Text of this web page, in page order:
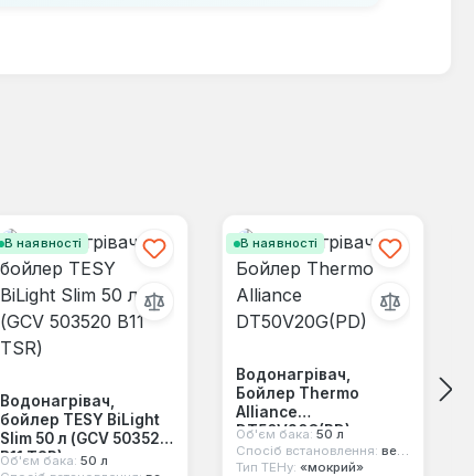
В наявності
Водонагрівач,
бойлер TESY BiLight
Slim 50 л (GCV 503520
B11 TSR)
Об'єм бака: 50 л
В наявності
Водонагрівач,
Бойлер Thermo
Alliance
DT50V20G(PD)
Об'єм бака: 50 л
Спосіб встановлення: вертикальний
Тип ТЕНу: «мокрий»